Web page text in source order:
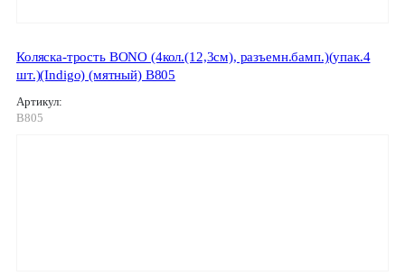
Коляска-трость BONO (4кол.(12,3см), разъемн.бамп.)(упак.4
шт.)(Indigo) (мятный) B805
Артикул:
B805